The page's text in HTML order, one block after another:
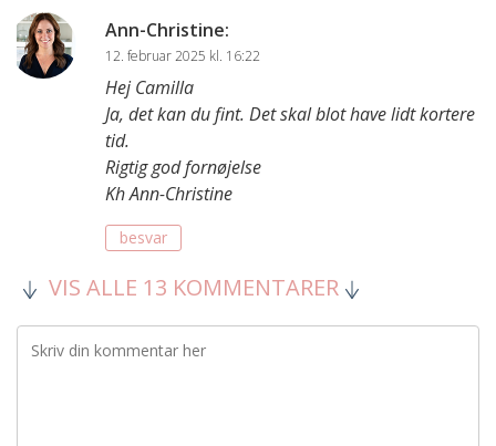
Ann-Christine:
12. februar 2025 kl. 16:22
Hej Camilla
Ja, det kan du fint. Det skal blot have lidt kortere
tid.
Rigtig god fornøjelse
Kh Ann-Christine
besvar
VIS ALLE 13 KOMMENTARER